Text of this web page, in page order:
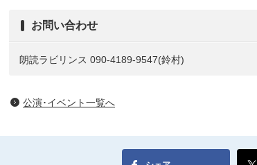
お問い合わせ
朗読ラビリンス 090-4189-9547(鈴村)
公演･イベント一覧へ